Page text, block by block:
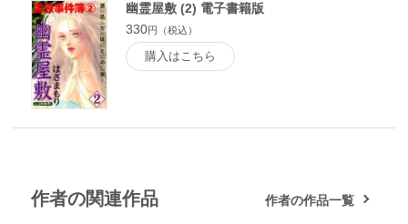
幽霊屋敷 (2) 電子書籍版
330円（税込）
購入はこちら
作者の関連作品 作者の作品一覧